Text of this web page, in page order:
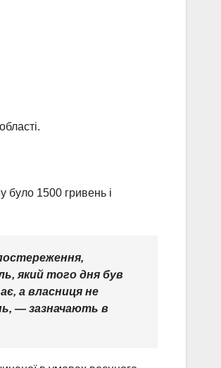
було 1500 гривень і
який того дня був
а власниця не
— зазначають в